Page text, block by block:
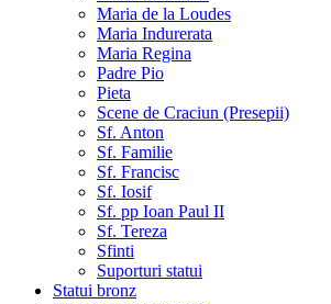
Maria de la Loudes
Maria Indurerata
Maria Regina
Padre Pio
Pieta
Scene de Craciun (Presepii)
Sf. Anton
Sf. Familie
Sf. Francisc
Sf. Iosif
Sf. pp Ioan Paul II
Sf. Tereza
Sfinti
Suporturi statui
Statui bronz